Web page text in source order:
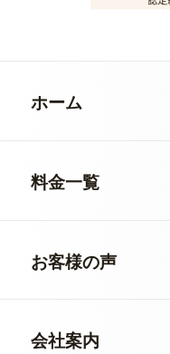
ホーム
料金一覧
お客様の声
会社案内